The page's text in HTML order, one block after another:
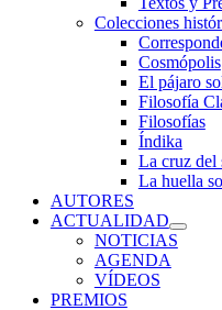
Colecciones
Cosmópolis
El pájaro
Filosofía
Filosofías
Índika
La cruz del
La huella
AUTORES
ACTUALIDAD
NOTICIAS
AGENDA
VÍDEOS
PREMIOS